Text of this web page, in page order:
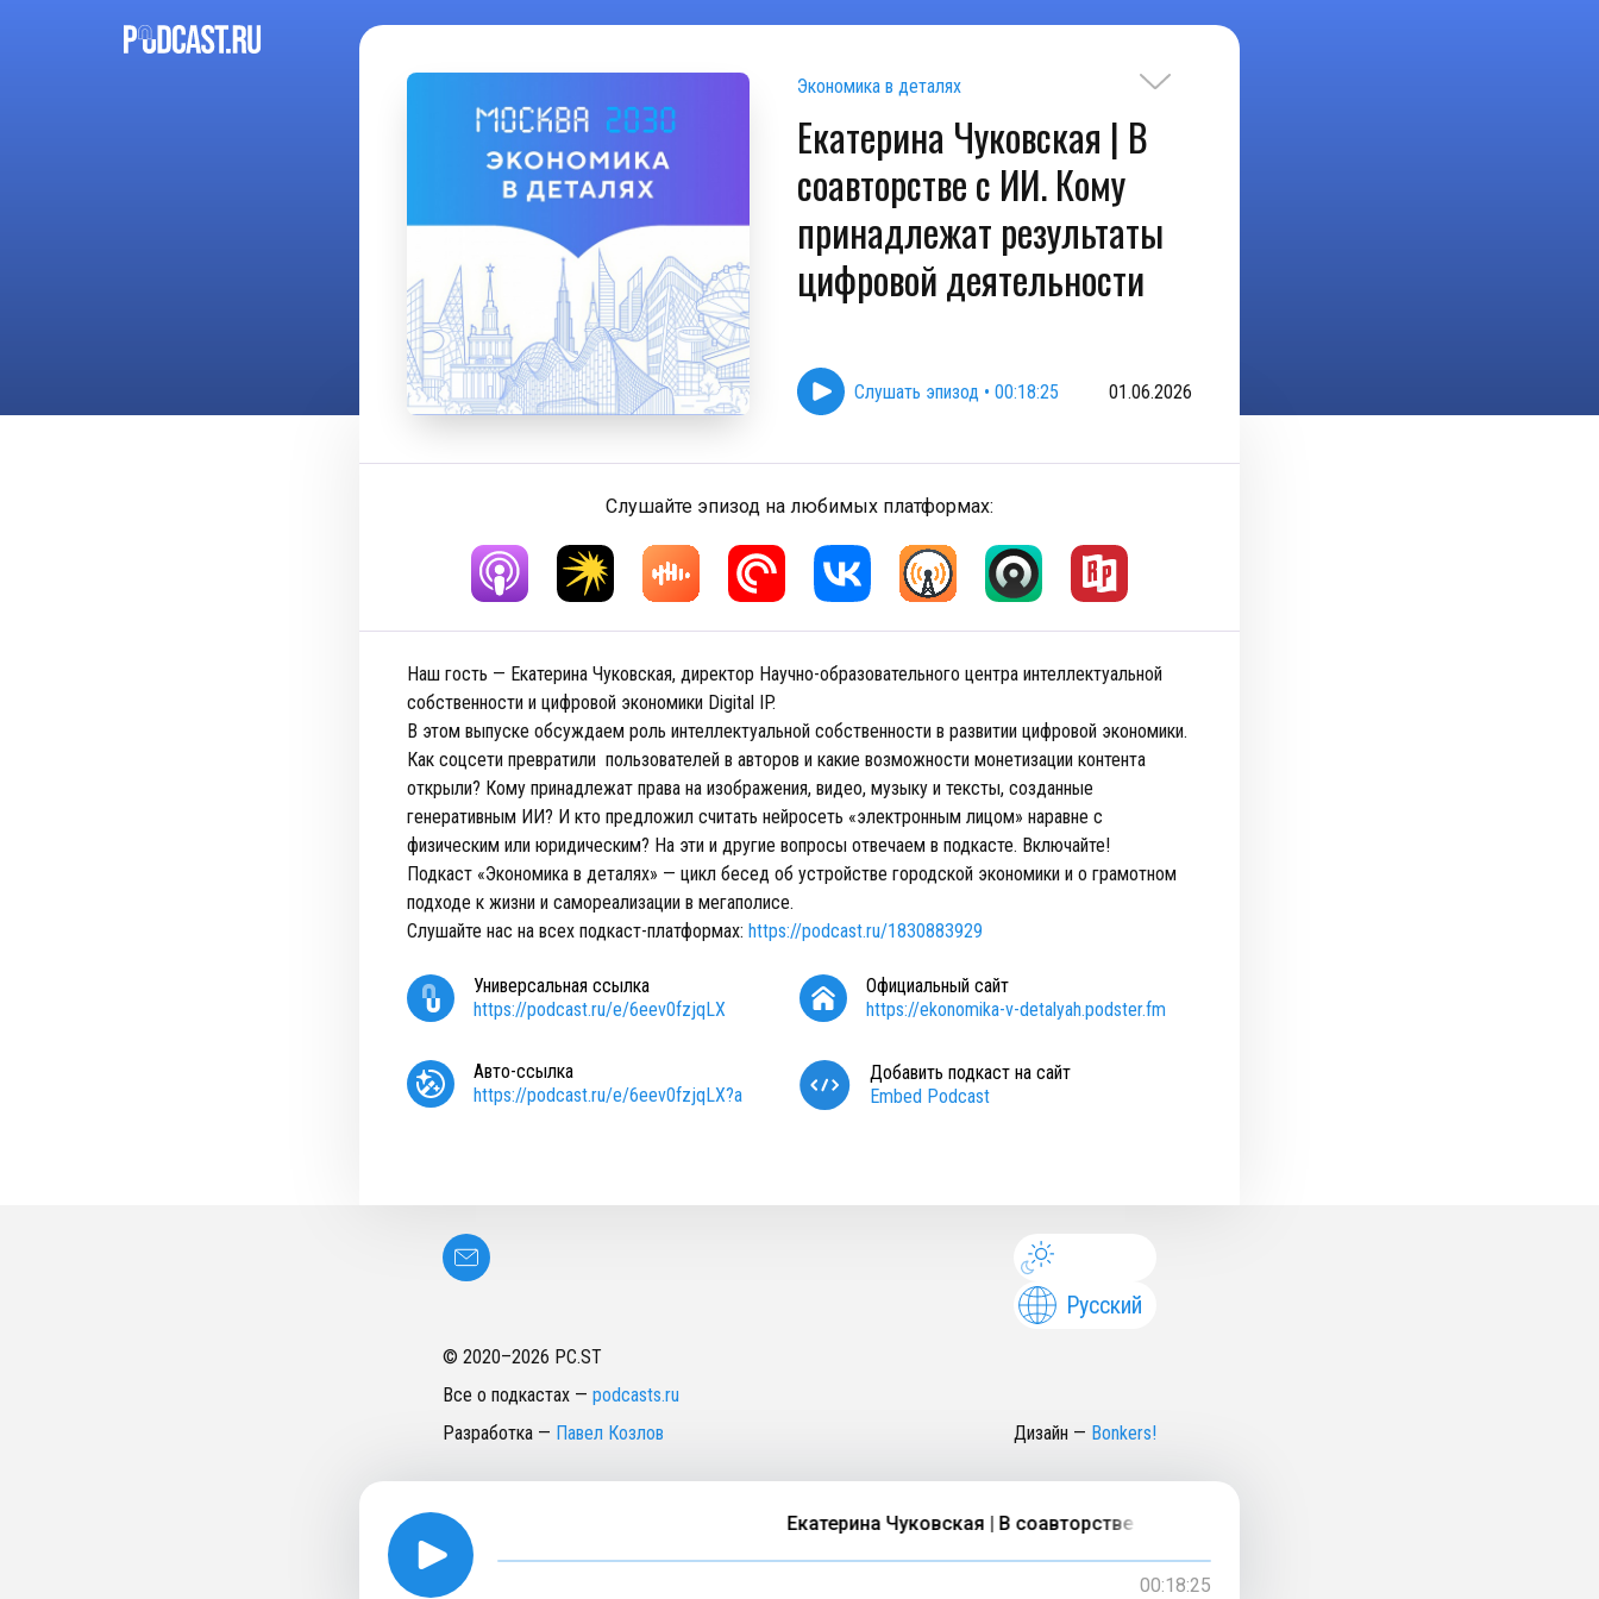
Экономика в деталях
Екатерина Чуковская | В
соавторстве с ИИ. Кому
принадлежат результаты
цифровой деятельности
Слушать эпизод • 00:18:25 01.06.2026
Слушайте эпизод на любимых платформах:
Наш гость — Екатерина Чуковская, директор Научно-образовательного центра интеллектуальной
собственности и цифровой экономики Digital IP.
В этом выпуске обсуждаем роль интеллектуальной собственности в развитии цифровой экономики.
Как соцсети превратили пользователей в авторов и какие возможности монетизации контента
открыли? Кому принадлежат права на изображения, видео, музыку и тексты, созданные
генеративным ИИ? И кто предложил считать нейросеть «электронным лицом» наравне с
физическим или юридическим? На эти и другие вопросы отвечаем в подкасте. Включайте!
Подкаст «Экономика в деталях» — цикл бесед об устройстве городской экономики и о грамотном
подходе к жизни и самореализации в мегаполисе.
Cлушайте нас на всех подкаст-платформах: https://podcast.ru/1830883929
Универсальная ссылка
https://podcast.ru/e/6eev0fzjqLX
Официальный сайт
https://ekonomika-v-detalyah.podster.fm
Авто-ссылка
https://podcast.ru/e/6eev0fzjqLX?a
Добавить подкаст на сайт
Embed Podcast
Русский
© 2020–2026 PC.ST
Все о подкастах — podcasts.ru
Разработка — Павел Козлов Дизайн — Bonkers!
Екатерина Чуковская | В соавторстве с ИИ. Кому принадлежат результаты цифровой
00:18:25